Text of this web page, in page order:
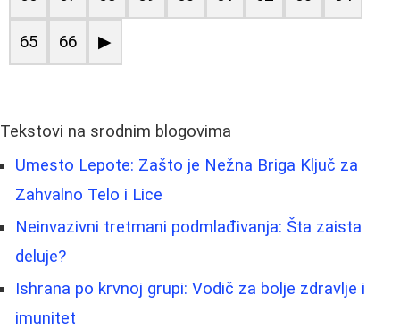
65 66 ▶
Tekstovi na srodnim blogovima
Umesto Lepote: Zašto je Nežna Briga Ključ za
Zahvalno Telo i Lice
Neinvazivni tretmani podmlađivanja: Šta zaista
deluje?
Ishrana po krvnoj grupi: Vodič za bolje zdravlje i
imunitet